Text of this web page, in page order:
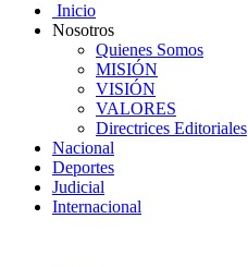
Inicio
Nosotros
Quienes Somos
MISIÓN
VISIÓN
VALORES
Directrices Editoriales
Nacional
Deportes
Judicial
Internacional